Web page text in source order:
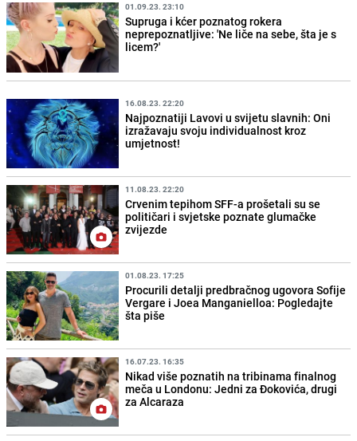
01.09.23. 23:10
Supruga i kćer poznatog rokera
neprepoznatljive: 'Ne liče na sebe, šta je s
licem?'
16.08.23. 22:20
Najpoznatiji Lavovi u svijetu slavnih: Oni
izražavaju svoju individualnost kroz
umjetnost!
11.08.23. 22:20
Crvenim tepihom SFF-a prošetali su se
političari i svjetske poznate glumačke
zvijezde
01.08.23. 17:25
Procurili detalji predbračnog ugovora Sofije
Vergare i Joea Manganielloa: Pogledajte
šta piše
16.07.23. 16:35
Nikad više poznatih na tribinama finalnog
meča u Londonu: Jedni za Đokovića, drugi
za Alcaraza